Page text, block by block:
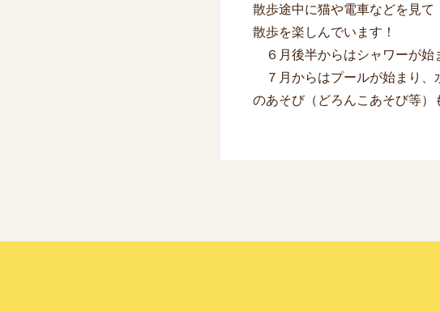
散歩途中に猫や電車などを見て
散歩を楽しんでいます！
６月後半からはシャワーが始
７月からはプールが始まり、
のあそび（どろんこあそび等）